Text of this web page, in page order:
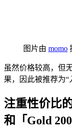
图片由 momo
虽然价格较高，但
果，因此被推荐为“
注重性价比
和「Gold 200